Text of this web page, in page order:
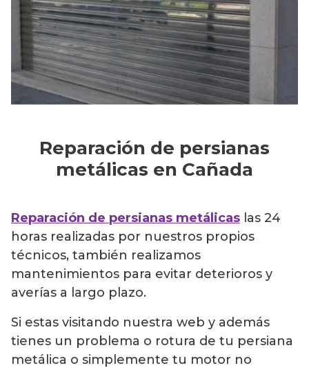
Reparación de persianas
metálicas en Cañada
Reparación de persianas metálicas las 24
horas realizadas por nuestros propios
técnicos, también realizamos
mantenimientos para evitar deterioros y
averías a largo plazo.
Si estas visitando nuestra web y además
tienes un problema o rotura de tu persiana
metálica o simplemente tu motor no